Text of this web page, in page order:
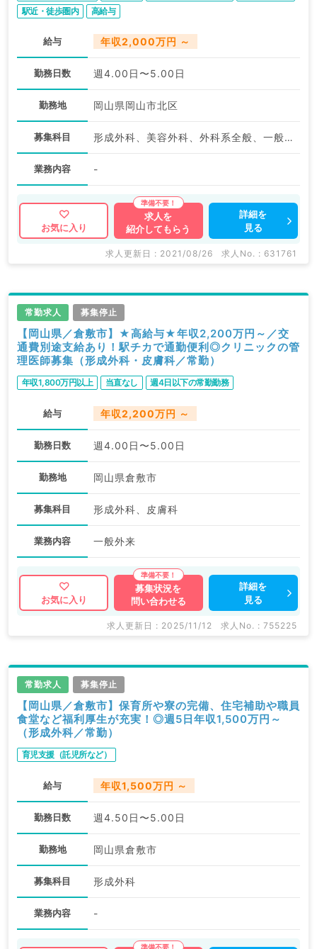
駅近・徒歩圏内
高給与
給与 年収2,000万円 ～
勤務日数 週4.00日〜5.00日
勤務地 岡山県岡山市北区
募集科目 形成外科、美容外科、外科系全般、一般外科
業務内容 -
お気に入り
求人を
紹介してもらう
詳細を
見る
求人更新日 : 2021/08/26 求人No. : 631761
常勤求人 募集停止
【岡山県／倉敷市】★高給与★年収2,200万円～／交
通費別途支給あり！駅チカで通勤便利◎クリニックの管
理医師募集（形成外科・皮膚科／常勤）
年収1,800万円以上 当直なし 週4日以下の常勤勤務
給与 年収2,200万円 ～
勤務日数 週4.00日〜5.00日
勤務地 岡山県倉敷市
募集科目 形成外科、皮膚科
業務内容 一般外来
お気に入り
募集状況を
問い合わせる
詳細を
見る
求人更新日 : 2025/11/12 求人No. : 755225
常勤求人 募集停止
【岡山県／倉敷市】保育所や寮の完備、住宅補助や職員
食堂など福利厚生が充実！◎週5日年収1,500万円～
（形成外科／常勤）
育児支援（託児所など）
給与 年収1,500万円 ～
勤務日数 週4.50日〜5.00日
勤務地 岡山県倉敷市
募集科目 形成外科
業務内容 -